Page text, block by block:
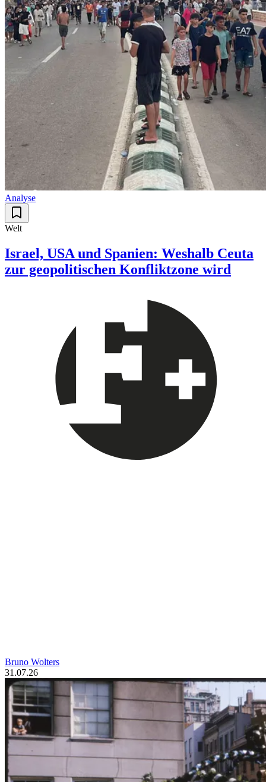
Analyse
Welt
Israel, USA und Spanien: Weshalb Ceuta
zur geopolitischen Konfliktzone wird
Bruno Wolters
31.07.26